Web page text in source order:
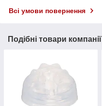
Всі умови повернення
Подібні товари компанії